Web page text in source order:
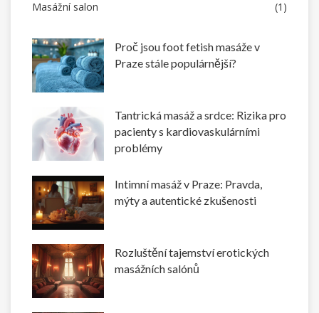
Masážní salon (1)
Proč jsou foot fetish masáže v
Praze stále populárnější?
Tantrická masáž a srdce: Rizika pro
pacienty s kardiovaskulárními
problémy
Intimní masáž v Praze: Pravda,
mýty a autentické zkušenosti
Rozluštění tajemství erotických
masážních salónů